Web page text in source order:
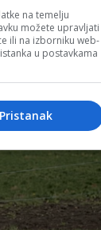
na temelju
možete upravljati
ili na izborniku web-
u postavkama
Pristanak